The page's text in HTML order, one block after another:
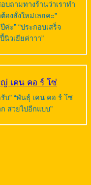
ถามทางร้านว่าเราทำ
องสั่งใหม่เลยคะ”
ค่ะ” “ประกอบเสร็จ
วเยียค่าาา”
เคน คอ ร์ โซ่
” “พันธุ์ เคน คอ ร์ โซ่
สวยไปอีกแบบ”